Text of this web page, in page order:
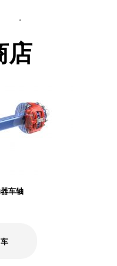
店
车轴